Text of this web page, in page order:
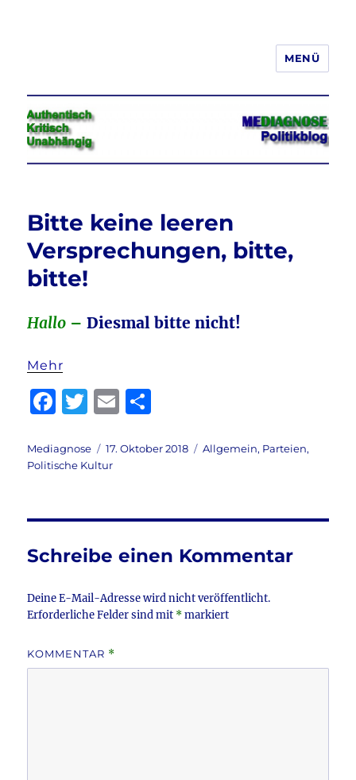
Jeder hat das Recht, seine
Meinung in Wort, Schrift und Bild
frei zu äußern und zu verbreiten
MENÜ
Bitte keine leeren
Versprechungen, bitte,
bitte!
Hallo –Diesmal bitte nicht!
Mehr
F
c
e
o
o
T
it
te
E
ai le
Autor
Mediagnose
Veröffentlicht
am
17. Oktober 2018 Kategorien
Allgemein, Parteien,
Politische Kultur
Schreibe einen Kommentar
Deine E-Mail-Adresse wird nicht veröffentlicht.
Erforderliche Felder sind mit *markiert
KOMMENTAR *